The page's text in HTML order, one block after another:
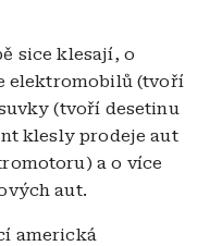
sice klesají, o
elektromobilů (tvoří
(tvoří desetinu
klesly prodeje aut
a o více
aut.
americká